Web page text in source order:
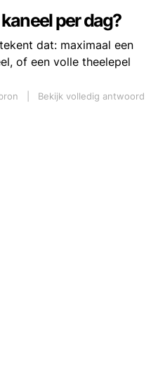
per dag?
dat: maximaal een
of een volle theelepel
Bekijk volledig antwoord